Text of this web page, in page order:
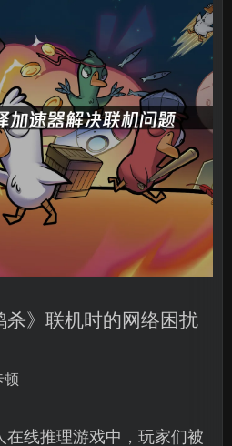
》联机时的网络困扰
顿
线推理游戏中，玩家们被